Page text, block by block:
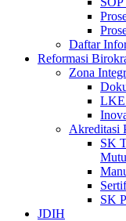
Daftar
Reformasi
Zona
Akreditasi
SK
SK
JDIH